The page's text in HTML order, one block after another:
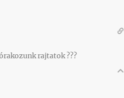
rajtatok ???